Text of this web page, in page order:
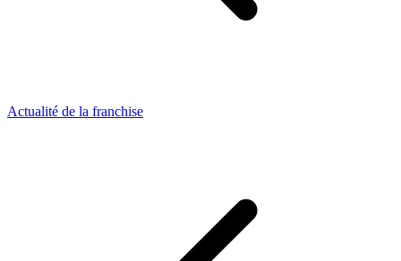
Actualité de la franchise